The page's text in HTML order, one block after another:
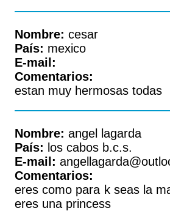
Nombre: cesar
País: mexico
E-mail:
Comentarios:
estan muy hermosas todas
Nombre: angel lagarda
País: los cabos b.c.s.
E-mail:
Comentarios:
eres como para k seas la
eres una princess